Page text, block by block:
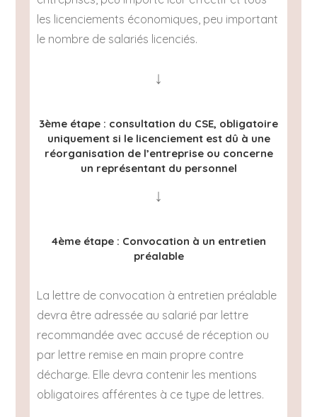
les licenciements économiques, peu important
le nombre de salariés licenciés.
↓
3ème étape : consultation du CSE, obligatoire
uniquement si le licenciement est dû à une
réorganisation de l’entreprise ou concerne
un représentant du personnel
↓
4ème étape : Convocation à un entretien
préalable
La lettre de convocation à entretien préalable
devra être adressée au salarié par lettre
recommandée avec accusé de réception ou
par lettre remise en main propre contre
décharge. Elle devra contenir les mentions
obligatoires afférentes à ce type de lettres.